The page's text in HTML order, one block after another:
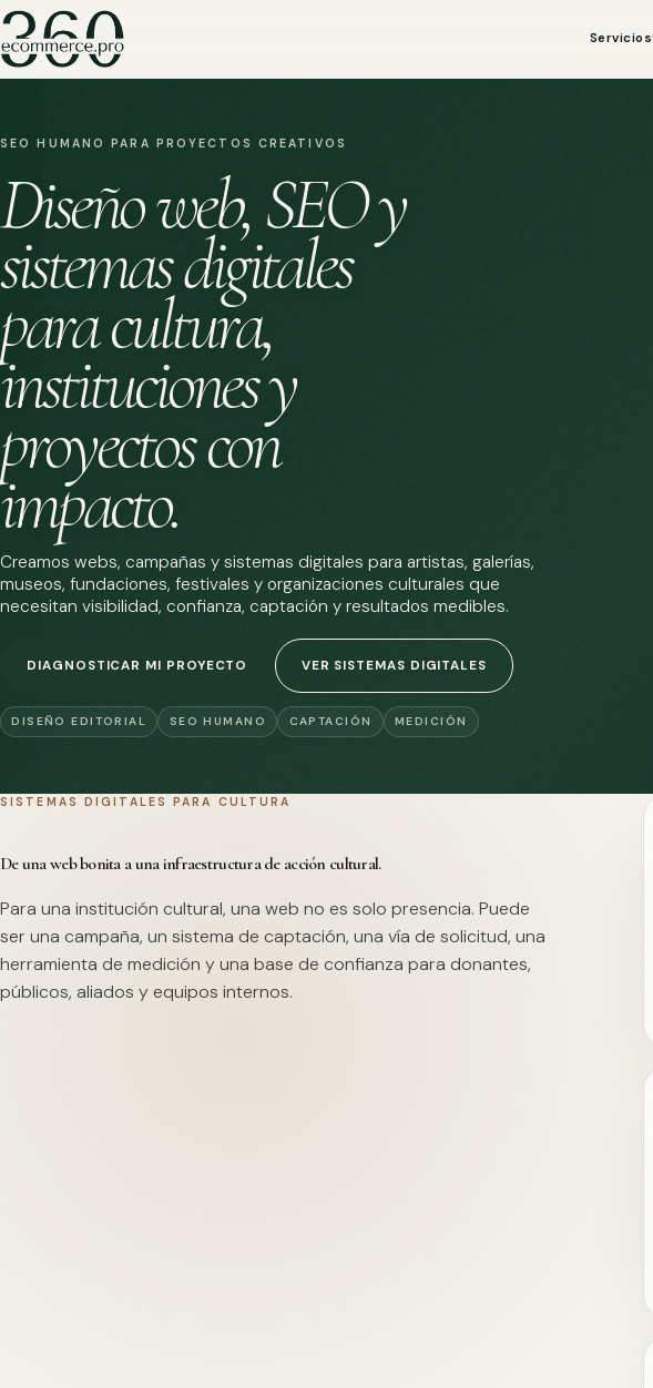
Servicios
SEO HUMANO PARA PROYECTOS CREATIVOS
Diseño web, SEO y
sistemas digitales
para cultura,
instituciones y
proyectos con
impacto.
Creamos webs, campañas y sistemas digitales para artistas, galerías,
museos, fundaciones, festivales y organizaciones culturales que
necesitan visibilidad, confianza, captación y resultados medibles.
DIAGNOSTICAR MI PROYECTO VER SISTEMAS DIGITALES
DISEÑO EDITORIAL SEO HUMANO CAPTACIÓN MEDICIÓN
SISTEMAS DIGITALES PARA CULTURA
De una web bonita a una infraestructura de acción cultural.
Para una institución cultural, una web no es solo presencia. Puede
ser una campaña, un sistema de captación, una vía de solicitud, una
herramienta de medición y una base de confianza para donantes,
públicos, aliados y equipos internos.